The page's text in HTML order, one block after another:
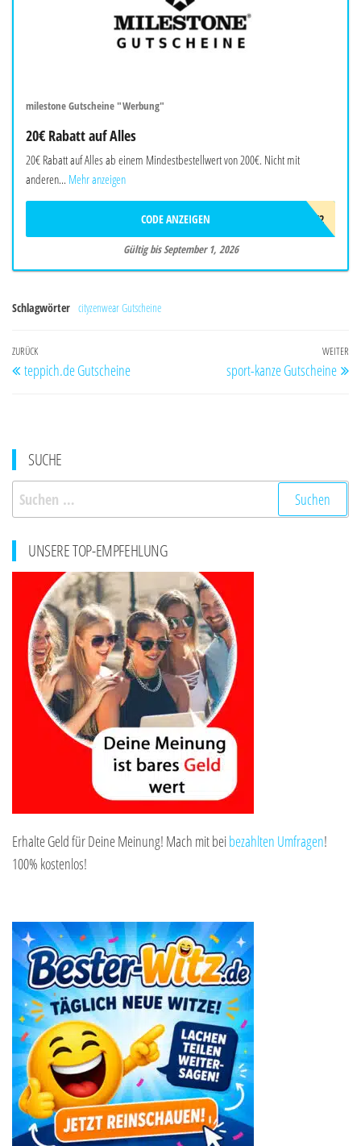
milestone Gutscheine "Werbung"
20€ Rabatt auf Alles
20€ Rabatt auf Alles ab einem Mindestbestellwert von 200€. Nicht mit
anderen... Mehr anzeigen
AWB3F2F2T4K2
CODE ANZEIGEN
Gültig bis September 1, 2026
Schlagwörter cityzenwear Gutscheine
Beitragsnavigation
Vorheriger
Beitrag
ZURÜCK
teppich.de Gutscheine
WEITER
sport-kanze Gutscheine
SUCHE
Suchen
nach:
UNSERE TOP-EMPFEHLUNG
Erhalte Geld für Deine Meinung! Mach mit beibezahlten Umfragen!
100% kostenlos!